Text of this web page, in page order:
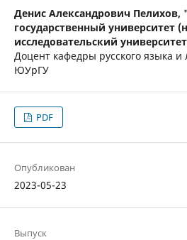
Денис Александрович Пелихов,
государственный университет
исследовательский
Доцент кафедры русского языка
ЮУрГУ
PDF
Опубликован
2023-05-23
Выпуск